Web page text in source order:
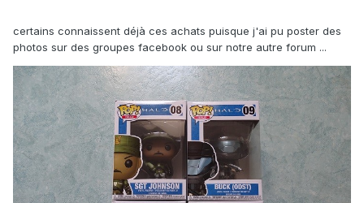
certains connaissent déjà ces achats puisque j'ai pu poster des
photos sur des groupes facebook ou sur notre autre forum ...